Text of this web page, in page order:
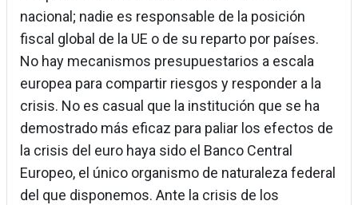
nacional; nadie es responsable de la posición
fiscal global de la UE o de su reparto por países.
No hay mecanismos presupuestarios a escala
europea para compartir riesgos y responder a la
crisis. No es casual que la institución que se ha
demostrado más eficaz para paliar los efectos de
la crisis del euro haya sido el Banco Central
Europeo, el único organismo de naturaleza federal
del que disponemos. Ante la crisis de los